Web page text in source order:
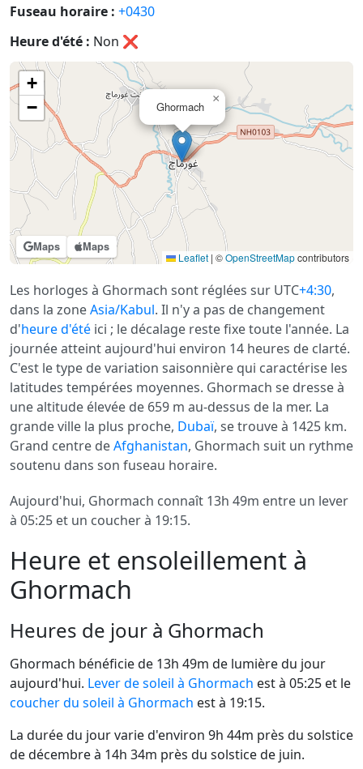
Fuseau horaire : +0430
Heure d'été : Non ❌
Maps Maps
Ghormach
×
+
−
Leaflet | ©OpenStreetMapcontributors
Les horloges à Ghormach sont réglées sur UTC+4:30,
dans la zoneAsia/Kabul. Il n'y a pas de changement
d'heure d'été ici ; le décalage reste fixe toute l'année. La
journée atteint aujourd'hui environ 14 heures de clarté.
C'est le type de variation saisonnière qui caractérise les
latitudes tempérées moyennes. Ghormach se dresse à
une altitude élevée de 659 m au-dessus de la mer. La
grande ville la plus proche, Dubaï, se trouve à 1425 km.
Grand centre deAfghanistan, Ghormach suit un rythme
soutenu dans son fuseau horaire.
Aujourd'hui, Ghormach connaît 13h 49m entre un lever
à 05:25 et un coucher à 19:15.
Heure et ensoleillement à
Ghormach
Heures de jour à Ghormach
Ghormach bénéficie de 13h 49m de lumière du jour
aujourd'hui. Lever de soleil à Ghormach est à 05:25 et le
coucher du soleil à Ghormach est à 19:15.
La durée du jour varie d'environ 9h 44m près du solstice
de décembre à 14h 34m près du solstice de juin.